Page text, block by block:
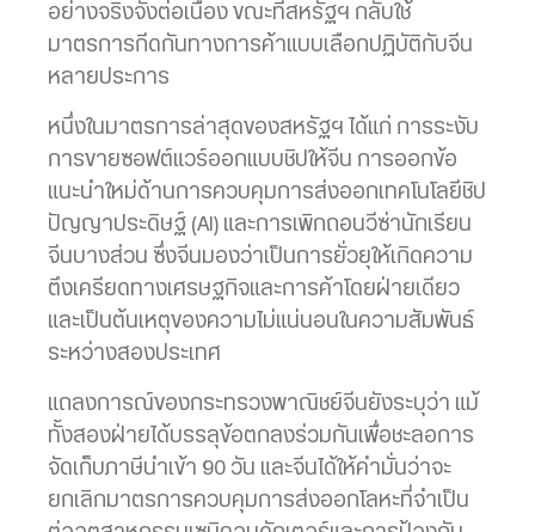
อย่างจริงจังต่อเนื่อง ขณะที่สหรัฐฯ กลับใช้
มาตรการกีดกันทางการค้าแบบเลือกปฏิบัติกับจีน
หลายประการ
หนึ่งในมาตรการล่าสุดของสหรัฐฯ ได้แก่ การระงับ
การขายซอฟต์แวร์ออกแบบชิปให้จีน การออกข้อ
แนะนำใหม่ด้านการควบคุมการส่งออกเทคโนโลยีชิป
ปัญญาประดิษฐ์ (AI) และการเพิกถอนวีซ่านักเรียน
จีนบางส่วน ซึ่งจีนมองว่าเป็นการยั่วยุให้เกิดความ
ตึงเครียดทางเศรษฐกิจและการค้าโดยฝ่ายเดียว
และเป็นต้นเหตุของความไม่แน่นอนในความสัมพันธ์
ระหว่างสองประเทศ
แถลงการณ์ของกระทรวงพาณิชย์จีนยังระบุว่า แม้
ทั้งสองฝ่ายได้บรรลุข้อตกลงร่วมกันเพื่อชะลอการ
จัดเก็บภาษีนำเข้า 90 วัน และจีนได้ให้คำมั่นว่าจะ
ยกเลิกมาตรการควบคุมการส่งออกโลหะที่จำเป็น